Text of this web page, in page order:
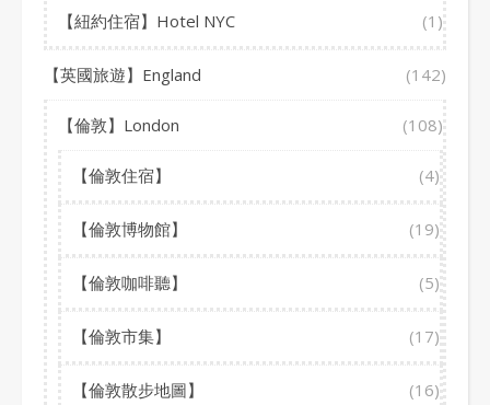
【紐約住宿】Hotel NYC (1)
【英國旅遊】England (142)
【倫敦】London (108)
【倫敦住宿】 (4)
【倫敦博物館】 (19)
【倫敦咖啡聽】 (5)
【倫敦市集】 (17)
【倫敦散步地圖】 (16)